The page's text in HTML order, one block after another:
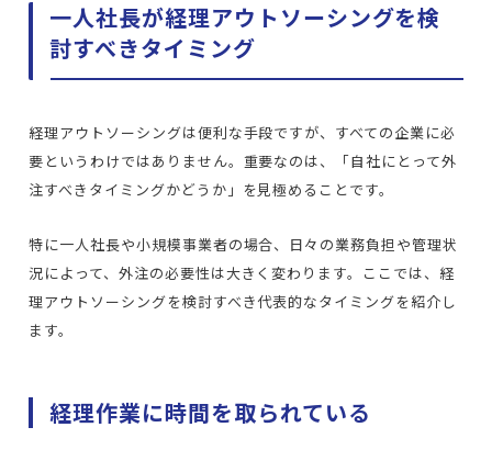
一人社長が経理アウトソーシングを検
討すべきタイミング
経理アウトソーシングは便利な手段ですが、すべての企業に必
要というわけではありません。重要なのは、「自社にとって外
注すべきタイミングかどうか」を見極めることです。
特に一人社長や小規模事業者の場合、日々の業務負担や管理状
況によって、外注の必要性は大きく変わります。ここでは、経
理アウトソーシングを検討すべき代表的なタイミングを紹介し
ます。
経理作業に時間を取られている